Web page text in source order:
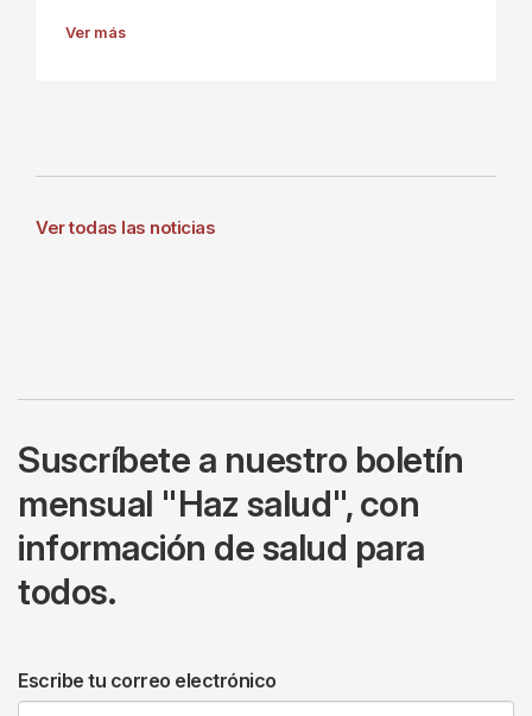
Ver más
Ver todas las noticias
Suscríbete a nuestro boletín
mensual "Haz salud", con
información de salud para
todos.
Escribe tu correo electrónico